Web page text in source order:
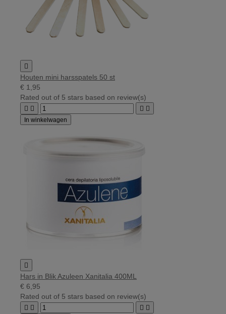

Houten mini harsspatels 50 st
€ 1,95
Rated out of 5 stars based on review(s)
   
In winkelwagen

Hars in Blik Azuleen Xanitalia 400ML
€ 6,95
Rated out of 5 stars based on review(s)
   